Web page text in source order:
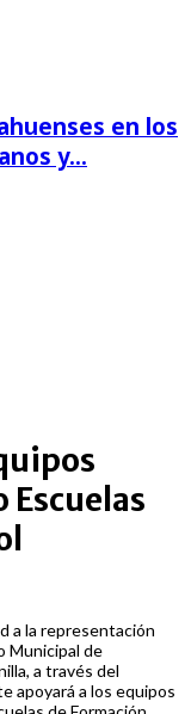
en los
y…
Escuelas
a la representación
Municipal de
a través del
apoyará a los equipos